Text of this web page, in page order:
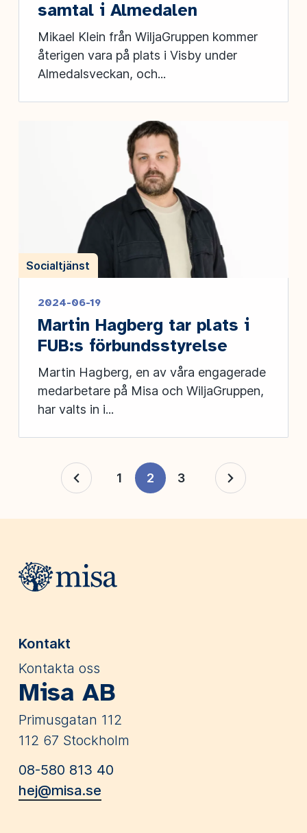
samtal i Almedalen
Mikael Klein från WiljaGruppen kommer
återigen vara på plats i Visby under
Almedalsveckan, och...
Socialtjänst
2024-06-19
Martin Hagberg tar plats i
FUB:s förbundsstyrelse
Martin Hagberg, en av våra engagerade
medarbetare på Misa och WiljaGruppen,
har valts in i...
1 2 3
Webbplatsens sidfot
Kontakt
Kontakta oss
Misa AB
Primusgatan 112
112 67 Stockholm
08-580 813 40
hej@misa.se